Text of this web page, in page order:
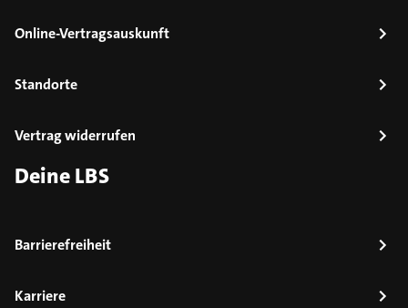
Online-Vertragsauskunft
Standorte
Vertrag widerrufen
Deine LBS
Barrierefreiheit
Karriere